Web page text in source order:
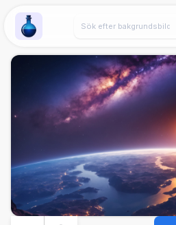
Wallpaper Alchemy